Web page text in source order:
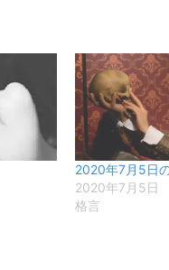
2020年7月5日
2020年7月5日
格言